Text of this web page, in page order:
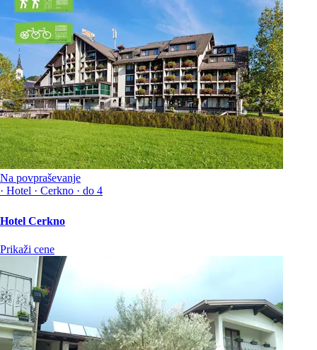
Na povpraševanje
· Hotel · Cerkno · do 4
Hotel Cerkno
Prikaži cene